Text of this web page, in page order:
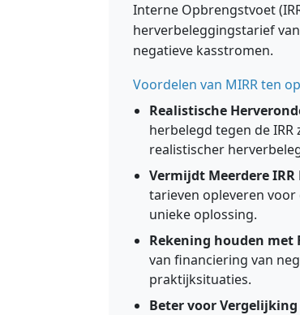
Interne Opbrengstvoet
herverbeleggingstarief
negatieve kasstromen.
Voordelen van MIRR ten
Realistische
herbelegd tegen de
realistischer
Vermijdt Meerdere IRR
tarieven opleveren voor
unieke oplossing.
Rekening houden
van financiering van
praktijksituaties.
Beter voor